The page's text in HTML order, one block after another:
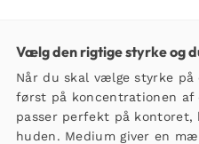
Vælg den rigtige styrke og
Når du skal vælge styrke
først på koncentrationen af
passer perfekt på
huden. Medium giver en